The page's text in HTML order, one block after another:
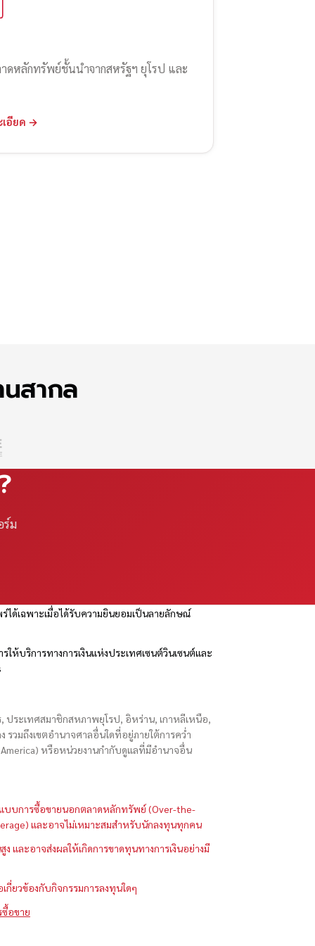
ดหลักทรัพย์ชั้นนำจากสหรัฐฯ ยุโรป และ
เอียด →
สากล
ร์ม
ได้เฉพาะเมื่อได้รับความยินยอมเป็นลายลักษณ์
ห้บริการทางการเงินแห่งประเทศเซนต์วินเซนต์และ
ประเทศสมาชิกสหภาพยุโรป, อิหร่าน, เกาหลีเหนือ,
รวมถึงเขตอำนาจศาลอื่นใดที่อยู่ภายใต้การคว่ำ
หรือหน่วยงานกำกับดูแลที่มีอำนาจอื่น
แบบการซื้อขายนอกตลาดหลักทรัพย์ (Over-the-
และอาจไม่เหมาะสมสำหรับนักลงทุนทุกคน
ง และอาจส่งผลให้เกิดการขาดทุนทางการเงินอย่างมี
กี่ยวข้องกับกิจกรรมการลงทุนใดๆ
ซื้อขาย